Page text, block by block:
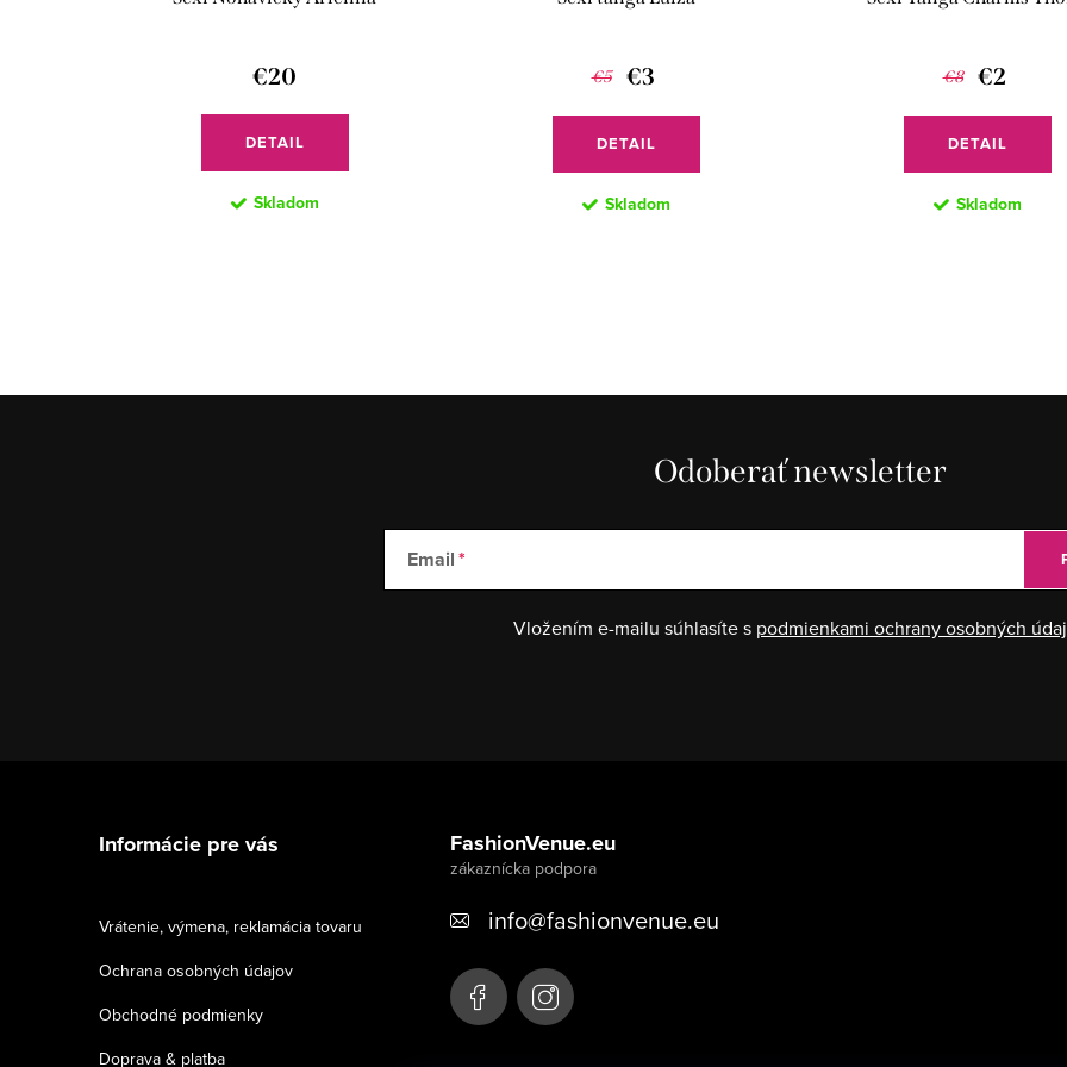
€20
DETAIL
Skladom
€5 €3
DETAIL
Skladom
€8 €2
DETAIL
Skladom
Odoberať newsletter
Email
Vložením e-mailu súhlasíte s podmienkami ochrany osobných
Informácie pre vás
Vrátenie, výmena, reklamácia tovaru
Ochrana osobných údajov
Obchodné podmienky
Doprava & platba
FashionVenue.eu
info@fashionvenue.eu